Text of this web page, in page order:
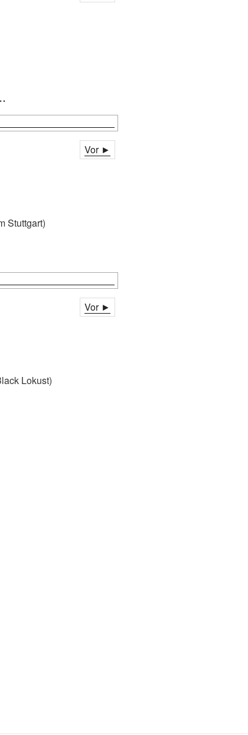
Vor ►
Stuttgart)
Vor ►
Lokust)